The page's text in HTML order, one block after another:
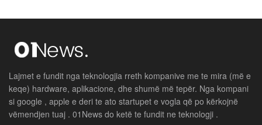
Lajmet e fundit nga teknologjia rreth kompanive me te mira (më e
keqe) hardware, aplikacione, dhe shumë më tepër. Nga kompani
si google , apple e deri te ato startupet e vogla që po kërkojnë
vëmendjen tuaj . 01News do ketë te fundit ne teknologji .